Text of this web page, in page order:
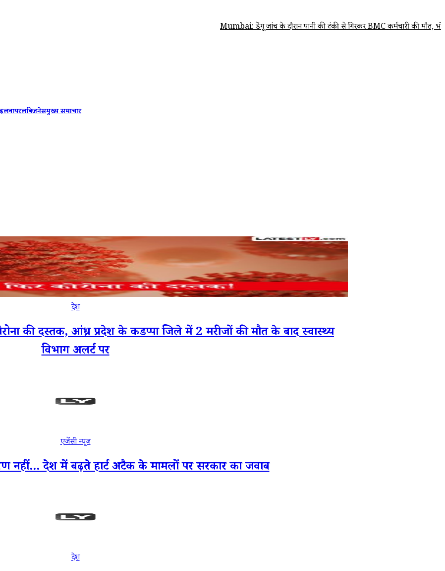
Mumbai: डेंगू जांच के दौरान पानी की टंकी से गिरकर BMC कर्मचारी की मौत, भोईवाड़ा
वायरलबिजनेसमुख्य समाचार
देश
की दस्तक, आंध्र प्रदेश के कडप्पा जिले में 2 मरीजों की मौत के बाद स्वास्थ्य
विभाग अलर्ट पर
एजेंसी न्यूज
नहीं... देश में बढ़ते हार्ट अटैक के मामलों पर सरकार का जवाब
देश